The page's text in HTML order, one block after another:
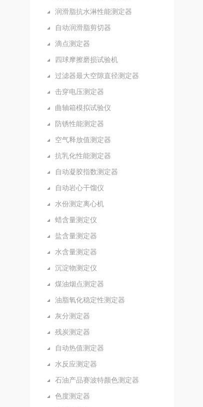
润滑脂抗水淋性能测定器
自动润滑脂剪切器
滴点测定器
四球摩擦磨损试验机
过滤器最大空隙直径测定器
击穿电压测定器
曲轴箱模拟试验仪
防锈性能测定器
空气释放值测定器
抗乳化性能测定器
自动凝胶指数测定器
自动岩心干馏仪
水份测定离心机
蜡含量测定仪
盐含量测定器
水含量测定器
沉淀物测定仪
煤油烟点测定器
油脂氧化稳定性测定器
灰分测定器
残炭测定器
自动热值测定器
水反应测定器
石油产品赛波特颜色测定器
色度测定器